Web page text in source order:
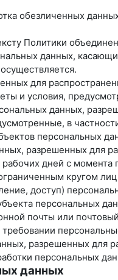
обезличенных
Политики
данных,
для
и условия,
данных,
в
персональных
разрешенных для
дней с
кругом
доступ)
персональных
почты или
разрешенных для
персональных
данных